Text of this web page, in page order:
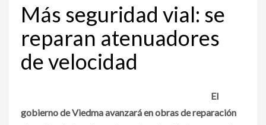
Más seguridad vial: se
reparan atenuadores
de velocidad
El
gobierno de Viedma avanzará en obras de reparación